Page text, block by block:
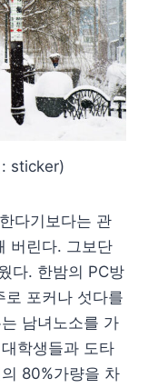
: sticker)
다기보다는 관
버린다. 그보단
다. 한밤의 PC방
로 포커나 섯다를
남녀노소를 가
학생들과 도타
80%가량을 차